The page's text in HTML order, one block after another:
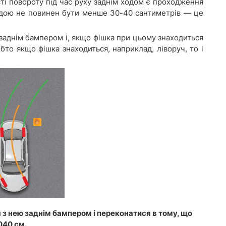
не повинен бути менше 30-40 сантиметрів — це
бампером і, якщо фішка при цьому знаходиться
якщо фішка знаходиться, наприклад, ліворуч, то і
нею заднім бампером і переконатися в тому, що